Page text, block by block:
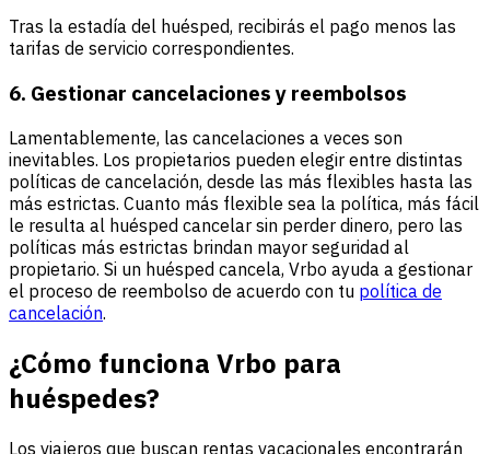
Tras la estadía del huésped, recibirás el pago menos las
tarifas de servicio correspondientes.
6. Gestionar cancelaciones y reembolsos
Lamentablemente, las cancelaciones a veces son
inevitables. Los propietarios pueden elegir entre distintas
políticas de cancelación, desde las más flexibles hasta las
más estrictas. Cuanto más flexible sea la política, más fácil
le resulta al huésped cancelar sin perder dinero, pero las
políticas más estrictas brindan mayor seguridad al
propietario. Si un huésped cancela, Vrbo ayuda a gestionar
el proceso de reembolso de acuerdo con tu política de
cancelación.
¿Cómo funciona Vrbo para
huéspedes?
Los viajeros que buscan rentas vacacionales encontrarán